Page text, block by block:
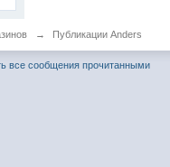
→ Публикации Anders
все сообщения прочитанными